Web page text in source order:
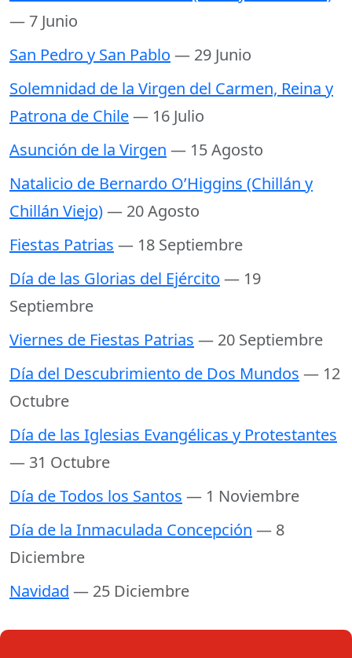
— 7 Junio
San Pedro y San Pablo — 29 Junio
Solemnidad de la Virgen del Carmen, Reina y
Patrona de Chile— 16 Julio
Asunción de la Virgen — 15 Agosto
Natalicio de Bernardo O’Higgins (Chillán y
Chillán Viejo)— 20 Agosto
Fiestas Patrias — 18 Septiembre
Día de las Glorias del Ejército — 19
Septiembre
Viernes de Fiestas Patrias — 20 Septiembre
Día del Descubrimiento de Dos Mundos — 12
Octubre
Día de las Iglesias Evangélicas y Protestantes
— 31 Octubre
Día de Todos los Santos — 1 Noviembre
Día de la Inmaculada Concepción — 8
Diciembre
Navidad — 25 Diciembre